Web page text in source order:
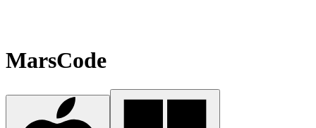
MarsCode